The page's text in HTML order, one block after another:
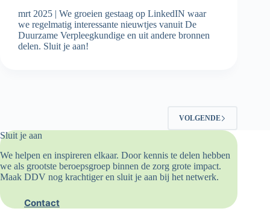
mrt 2025 | We groeien gestaag op LinkedIN waar
we regelmatig interessante nieuwtjes vanuit De
Duurzame Verpleegkundige en uit andere bronnen
delen. Sluit je aan!
VOLGENDE
Sluit je aan
We helpen en inspireren elkaar. Door kennis te delen hebben
we als grootste beroepsgroep binnen de zorg grote impact.
Maak DDV nog krachtiger en sluit je aan bij het netwerk.
Contact